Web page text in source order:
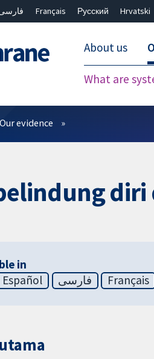
Français Русский Hrvatski
About us
What are
Our evidence
diri
in
Español فارسی Français